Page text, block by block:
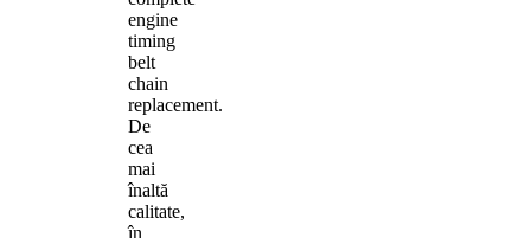
engine
timing
belt
chain
replacement.
De
cea
mai
înaltă
calitate,
în